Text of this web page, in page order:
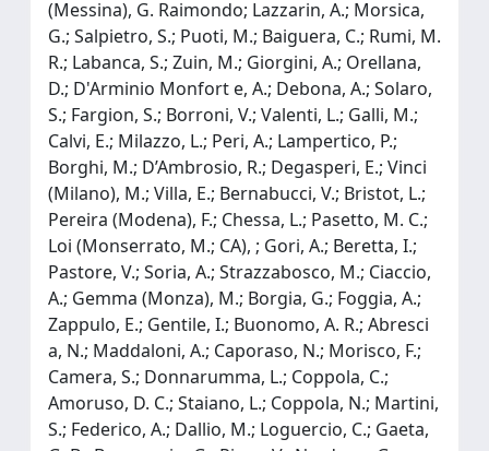
(Messina), G. Raimondo; Lazzarin, A.; Morsica,
G.; Salpietro, S.; Puoti, M.; Baiguera, C.; Rumi, M.
R.; Labanca, S.; Zuin, M.; Giorgini, A.; Orellana,
D.; D'Arminio Monfort e, A.; Debona, A.; Solaro,
S.; Fargion, S.; Borroni, V.; Valenti, L.; Galli, M.;
Calvi, E.; Milazzo, L.; Peri, A.; Lampertico, P.;
Borghi, M.; D’Ambrosio, R.; Degasperi, E.; Vinci
(Milano), M.; Villa, E.; Bernabucci, V.; Bristot, L.;
Pereira (Modena), F.; Chessa, L.; Pasetto, M. C.;
Loi (Monserrato, M.; CA), ; Gori, A.; Beretta, I.;
Pastore, V.; Soria, A.; Strazzabosco, M.; Ciaccio,
A.; Gemma (Monza), M.; Borgia, G.; Foggia, A.;
Zappulo, E.; Gentile, I.; Buonomo, A. R.; Abresci
a, N.; Maddaloni, A.; Caporaso, N.; Morisco, F.;
Camera, S.; Donnarumma, L.; Coppola, C.;
Amoruso, D. C.; Staiano, L.; Coppola, N.; Martini,
S.; Federico, A.; Dallio, M.; Loguercio, C.; Gaeta,